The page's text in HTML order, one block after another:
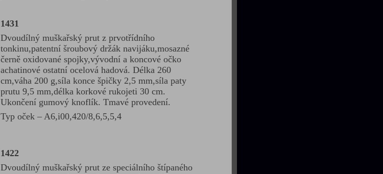
1431
Dvoudílný muškařský prut z prvotřídního
tonkinu,patentní šroubový držák navijáku,mosazné
černě oxidované spojky,vývodní a koncové očko
achatinové ostatní ocelová hadová. Délka 260
cm,váha 200 g,síla konce špičky 2,5 mm,síla paty
prutu 9,5 mm,délka korkové rukojeti 30 cm.
Ukončení gumový knoflík. Tmavé provedení.
Typ oček – A6,i00,420/8,6,5,5,4
1422
Dvoudílný muškařský prut ze speciálního štípaného